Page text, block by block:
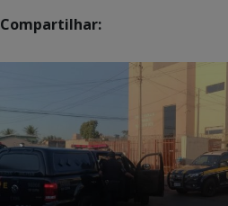
Compartilhar: